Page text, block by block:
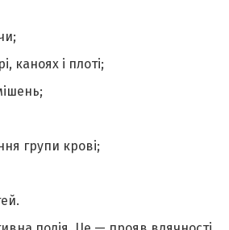
каноях і плоті;
групи крові;